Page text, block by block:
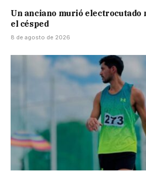
Un anciano murió electrocutado
el césped
8 de agosto de 2026